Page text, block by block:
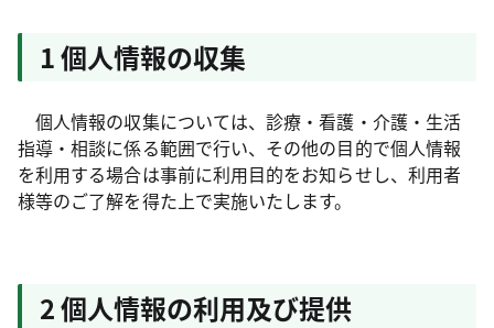
1 個人情報の収集
個人情報の収集については、診療・看護・介護・生活
指導・相談に係る範囲で行い、その他の目的で個人情報
を利用する場合は事前に利用目的をお知らせし、利用者
様等のご了解を得た上で実施いたします。
2 個人情報の利用及び提供